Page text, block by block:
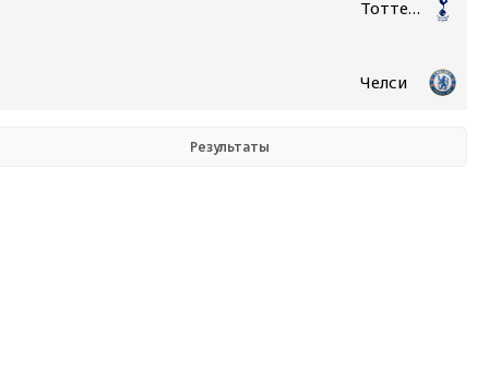
Тоттенхэм
Челси
Результаты